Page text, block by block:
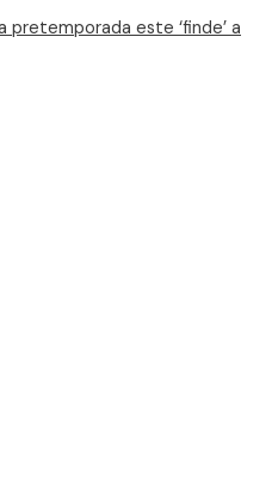
pretemporada este ‘finde’ a